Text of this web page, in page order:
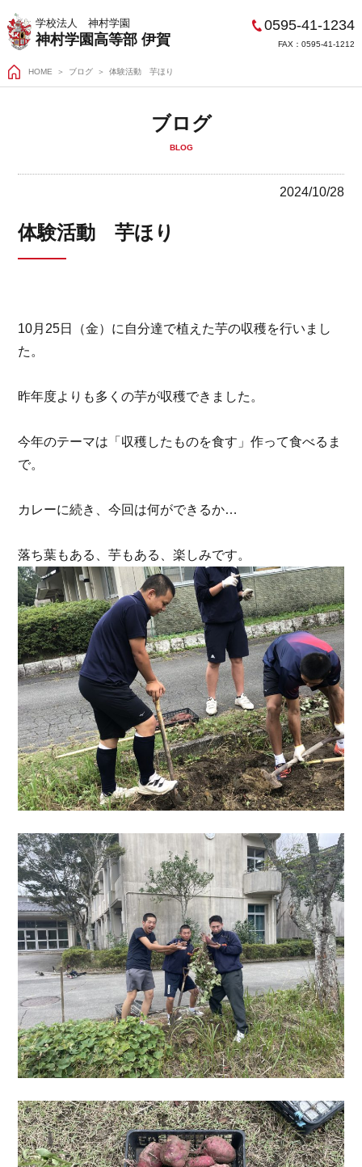
学校法人 神村学園
神村学園高等部 伊賀
0595-41-1234
FAX：0595-41-1212
HOME ＞ ブログ 体験活動 芋ほり
ブログ
BLOG
2024/10/28
体験活動 芋ほり
10月25日（金）に自分達で植えた芋の収穫を行いまし
た。
昨年度よりも多くの芋が収穫できました。
今年のテーマは「収穫したものを食す」作って食べるま
で。
カレーに続き、今回は何ができるか…
落ち葉もある、芋もある、楽しみです。